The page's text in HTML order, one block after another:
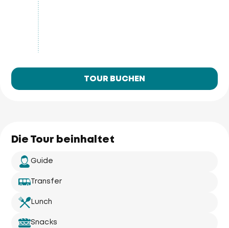
TOUR BUCHEN
Die Tour beinhaltet
Guide
Transfer
Lunch
Snacks